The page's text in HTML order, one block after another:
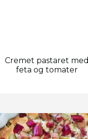
Cremet pastaret med
feta og tomater